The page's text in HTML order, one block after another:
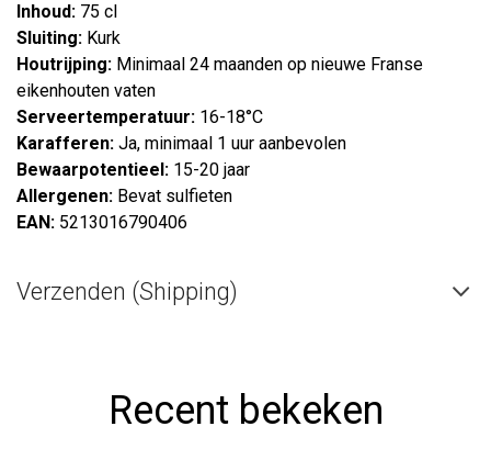
Inhoud: 75 cl
Sluiting: Kurk
Houtrijping: Minimaal 24 maanden op nieuwe Franse
eikenhouten vaten
Serveertemperatuur: 16-18°C
Karafferen: Ja, minimaal 1 uur aanbevolen
Bewaarpotentieel: 15-20 jaar
Allergenen: Bevat sulfieten
EAN: 5213016790406
Verzenden (Shipping)
Recent bekeken